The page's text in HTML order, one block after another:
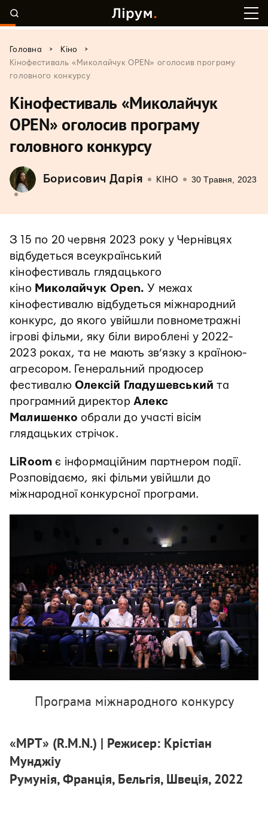
Головна > Кіно
>
Кінофестиваль «Миколайчук OPEN» оголосив програму
головного конкурсу
Кінофестиваль «Миколайчук
OPEN» оголосив програму
головного конкурсу
Борисович Дарія КІНО 30 Травня, 2023
З 15 по 20 червня 2023 року у Чернівцях
відбудеться всеукраїнський
кінофестиваль глядацького
кіно Миколайчук Open. У межах
кінофестивалю відбудеться міжнародний
конкурс, до якого увійшли повнометражні
ігрові фільми, яку біли вироблені у 2022-
2023 роках, та не мають зв’язку з країною-
агресором. Генеральний продюсер
фестивалю Олексій Гладушевський та
програмний директор Алекс
Малишенко обрали до участі вісім
глядацьких стрічок.
LiRoom є інформаційним партнером події.
Розповідаємо, які фільми увійшли до
міжнародної конкурсної програми.
Програма міжнародного конкурсу
«МРТ» (R.M.N.) | Режисер: Крістіан
Мунджіу
Румунія, Франція, Бельгія, Швеція, 2022